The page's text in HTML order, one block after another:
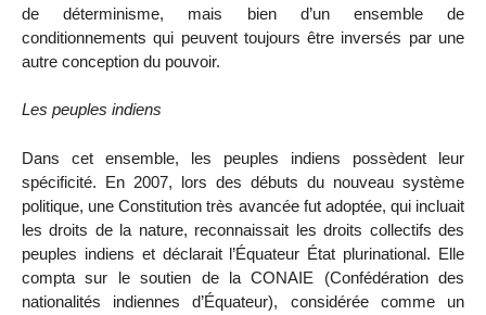
de déterminisme, mais bien d’un ensemble de
conditionnements qui peuvent toujours être inversés par une
autre conception du pouvoir.
Les peuples indiens
Dans cet ensemble, les peuples indiens possèdent leur
spécificité. En 2007, lors des débuts du nouveau système
politique, une Constitution très avancée fut adoptée, qui incluait
les droits de la nature, reconnaissait les droits collectifs des
peuples indiens et déclarait l’Équateur État plurinational. Elle
compta sur le soutien de la CONAIE (Confédération des
nationalités indiennes d’Équateur), considérée comme un